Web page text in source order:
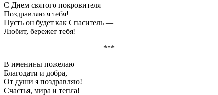
С Днем святого покровителя
Поздравляю я тебя!
Пусть он будет как Спаситель —
Любит, бережет тебя!
***
В именины пожелаю
Благодати и добра,
От души я поздравляю!
Счастья, мира и тепла!